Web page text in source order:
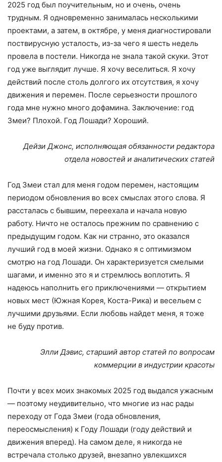
2025 год был поучительным, но и очень, очень
трудным. Я одновременно занималась несколькими
проектами, а затем, в октябре, у меня диагностировали
поствирусную усталость, из-за чего я шесть недель
провела в постели. Никогда не знала такой скуки. Этот
год уже выглядит лучше. Я хочу веселиться. Я хочу
действий после столь долгого их отсутствия, я хочу
движения и перемен. После серьезности прошлого
года мне нужно много дофамина. Заключение: год
Змеи? Плохой. Год Лошади? Хороший.
Дейзи Джонс, исполняющая обязанности редактора
отдела новостей и аналитических статей
Год Змеи стал для меня годом перемен, настоящим
периодом обновления во всех смыслах этого слова. Я
рассталась с бывшим, переехала и начала новую
работу. Ничто не осталось прежним по сравнению с
предыдущим годом. Как ни странно, это оказался
лучший год в моей жизни. Однако я с оптимизмом
смотрю на год Лошади. Он характеризуется смелыми
шагами, и именно это я и стремлюсь воплотить. Я
надеюсь наполнить его приключениями — открытием
новых мест (Южная Корея, Коста-Рика) и весельем с
лучшими друзьями. Если любовь найдет меня, я тоже
не буду против.
Элли Дэвис, старший автор статей по вопросам
коммерции в индустрии красоты
Почти у всех моих знакомых 2025 год выдался ужасным
— поэтому неудивительно, что многие из нас рады
переходу от Года Змеи (года обновления,
переосмысления) к Году Лошади (году действий и
движения вперед). На самом деле, я никогда не
встречала столько друзей, внезапно увлекшихся